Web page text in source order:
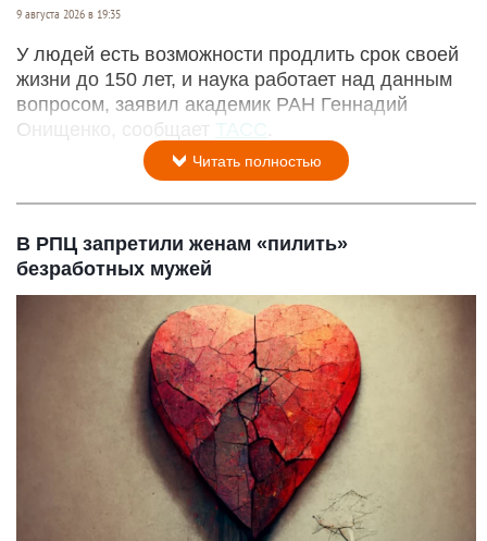
9 августа 2026 в 19:35
У людей есть возможности продлить срок своей
жизни до 150 лет, и наука работает над данным
вопросом, заявил академик РАН Геннадий
Онищенко, сообщает ТАСС
Читать полностью
В РПЦ запретили женам «пилить»
безработных мужей